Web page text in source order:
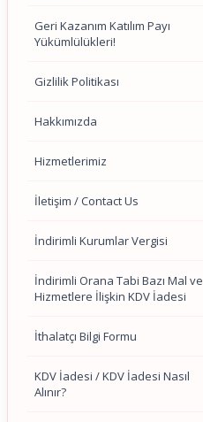
Geri Kazanım Katılım Payı
Yükümlülükleri!
Gizlilik Politikası
Hakkımızda
Hizmetlerimiz
İletişim / Contact Us
İndirimli Kurumlar Vergisi
İndirimli Orana Tabi Bazı Mal ve
Hizmetlere İlişkin KDV İadesi
İthalatçı Bilgi Formu
KDV İadesi / KDV İadesi Nasıl
Alınır?